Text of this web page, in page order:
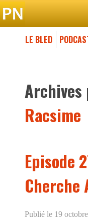
LE BLED
Racsime
Episode
Cherche
Publié le 19